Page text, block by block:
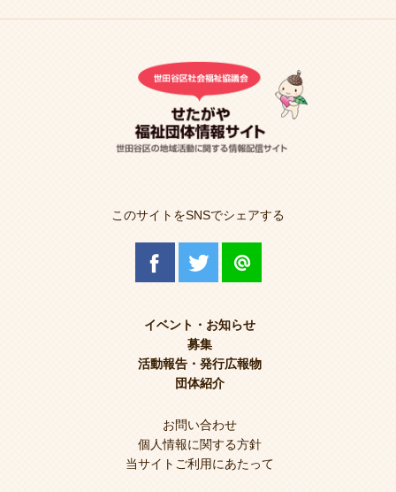
このサイトをSNSでシェアする
イベント・お知らせ
募集
活動報告・発行広報物
団体紹介
お問い合わせ
個人情報に関する方針
当サイトご利用にあたって